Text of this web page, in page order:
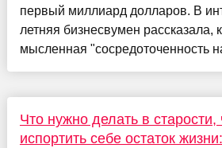
первый миллиард долларов. В
летняя бизнесвумен рассказала,
мысленная "сосредоточенность
Что нужно делать в старости,
испортить себе остаток